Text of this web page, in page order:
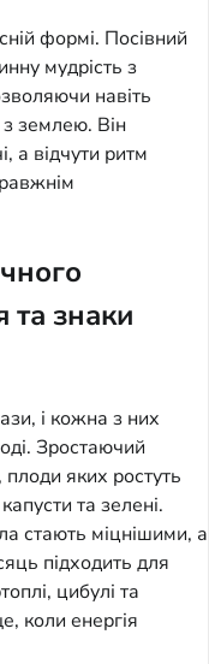
формі. Посівний
мудрість з
навіть
з землею. Він
а відчути ритм
та знаки
і кожна з них
Зростаючий
яких ростуть
та зелені.
стають міцнішими, а
підходить для
цибулі та
коли енергія